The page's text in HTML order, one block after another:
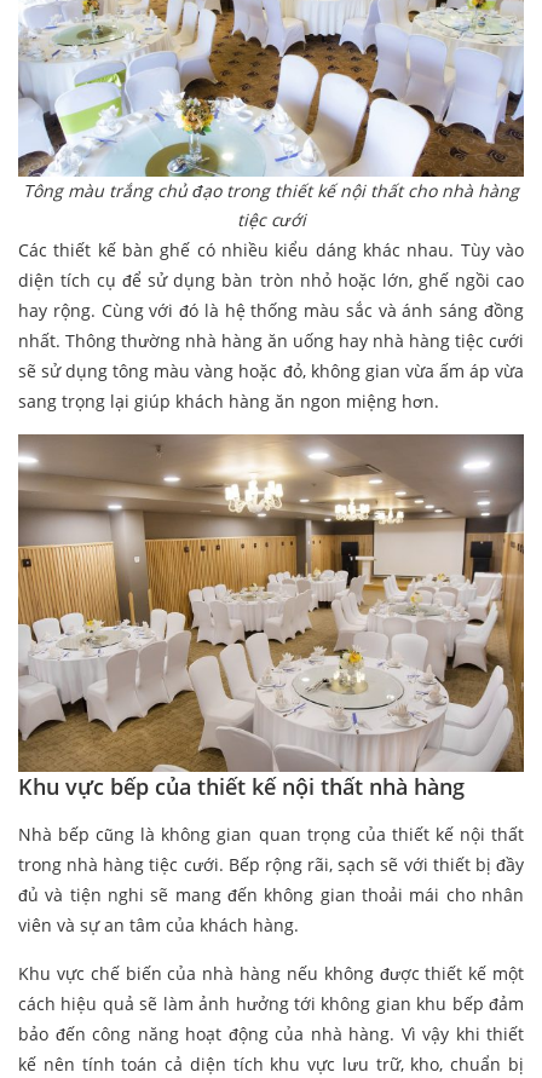
Tông màu trắng chủ đạo trong thiết kế nội thất cho nhà hàng
tiệc cưới
Các thiết kế bàn ghế có nhiều kiểu dáng khác nhau. Tùy vào
diện tích cụ để sử dụng bàn tròn nhỏ hoặc lớn, ghế ngồi cao
hay rộng. Cùng với đó là hệ thống màu sắc và ánh sáng đồng
nhất. Thông thường nhà hàng ăn uống hay nhà hàng tiệc cưới
sẽ sử dụng tông màu vàng hoặc đỏ, không gian vừa ấm áp vừa
sang trọng lại giúp khách hàng ăn ngon miệng hơn.
Khu vực bếp của thiết kế nội thất nhà hàng
Nhà bếp cũng là không gian quan trọng của thiết kế nội thất
trong nhà hàng tiệc cưới. Bếp rộng rãi, sạch sẽ với thiết bị đầy
đủ và tiện nghi sẽ mang đến không gian thoải mái cho nhân
viên và sự an tâm của khách hàng.
Khu vực chế biến của nhà hàng nếu không được thiết kế một
cách hiệu quả sẽ làm ảnh hưởng tới không gian khu bếp đảm
bảo đến công năng hoạt động của nhà hàng. Vì vậy khi thiết
kế nên tính toán cả diện tích khu vực lưu trữ, kho, chuẩn bị